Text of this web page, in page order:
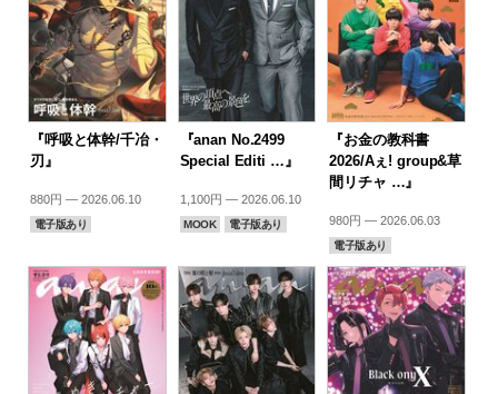
『呼吸と体幹/千冶・
刃』
880円 — 2026.06.10
電子版あり
『anan No.2499
Special Editi …』
1,100円 — 2026.06.10
MOOK 電子版あり
『お金の教科書
2026/Aぇ! group&草
間リチャ …』
980円 — 2026.06.03
電子版あり